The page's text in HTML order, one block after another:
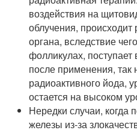
воздействия на
облучения, происходит
органа, вследствие
фолликулах, поступает
после применения, так
радиоактивного йода,
остается на высоком
Нередки случаи, когда
железы из-за